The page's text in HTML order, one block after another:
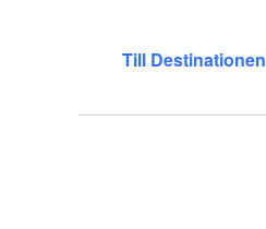
Till Destinationen